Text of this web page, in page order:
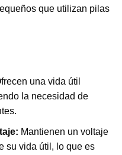
que utilizan pilas
una vida útil
la necesidad de
Mantienen un voltaje
su vida útil, lo que es